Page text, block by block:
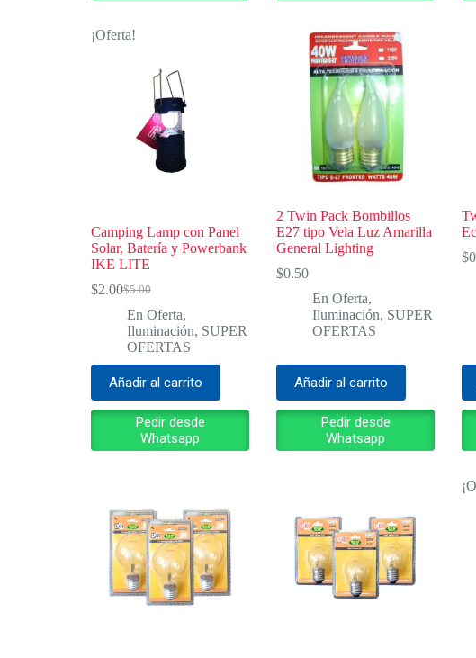
¡Oferta!
Camping Lamp con Panel
Solar, Batería y Powerbank
IKE LITE
$5.00
El
precio
original
era:
$5.00.
$2.00El
precio
actual
es:
$2.00.
En Oferta,
Iluminación, SUPER
OFERTAS
Añadir al carrito
Pedir desde
Whatsapp
2 Twin Pack Bombillos
E27 tipo Vela Luz Amarilla
General Lighting
$0.50
En Oferta,
Iluminación, SUPER
OFERTAS
Añadir al carrito
Pedir desde
Whatsapp
$